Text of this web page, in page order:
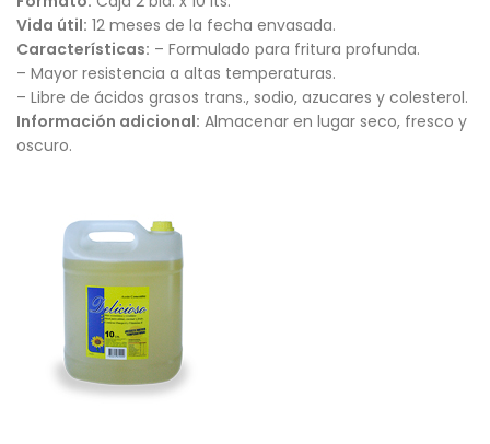
Vida útil: 12 meses de la fecha envasada.
Características: – Formulado para fritura profunda.
– Mayor resistencia a altas temperaturas.
– Libre de ácidos grasos trans., sodio, azucares y colesterol.
Información adicional: Almacenar en lugar seco, fresco y
oscuro.